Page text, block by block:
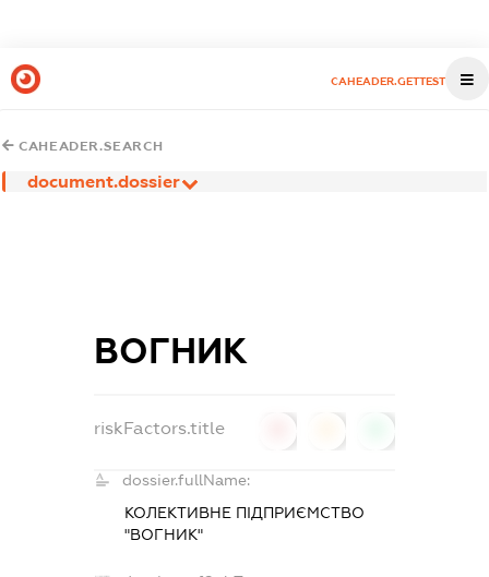
CAHEADER.GETTEST
CAHEADER.SEARCH
document.dossier
ВОГНИК
riskFactors.title
dossier.fullName:
КОЛЕКТИВНЕ ПІДПРИЄМСТВО
"ВОГНИК"